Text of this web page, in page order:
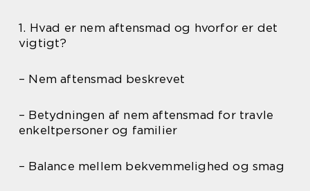
1. Hvad er nem aftensmad og hvorfor er det
vigtigt?
– Nem aftensmad beskrevet
– Betydningen af nem aftensmad for travle
enkeltpersoner og familier
– Balance mellem bekvemmelighed og smag